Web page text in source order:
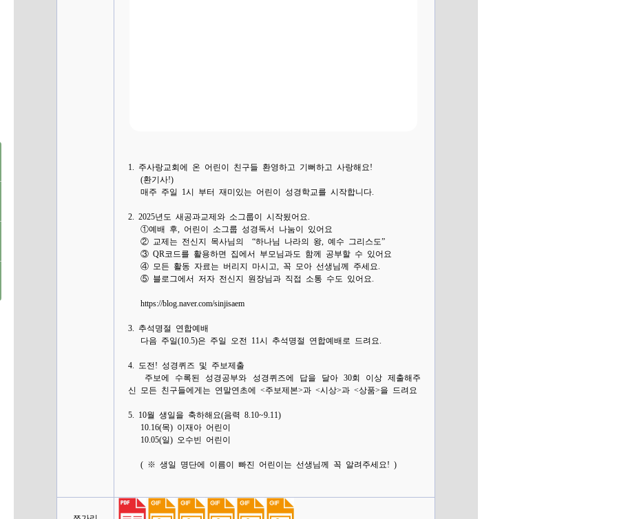
1. 주사랑교회에 온 어린이 친구들 환영하고 기뻐하고 사랑해요!
(환기사!)
매주 주일 1시 부터 재미있는 어린이 성경학교를 시작합니다.
2. 2025년도 새공과교제와 소그룹이 시작됬어요.
①예배 후, 어린이 소그룹 성경독서 나눔이 있어요
② 교제는 전신지 목사님의 “하나님 나라의 왕, 예수 그리스도”
③ QR코드를 활용하면 집에서 부모님과도 함께 공부할 수 있어요
④ 모든 활동 자료는 버리지 마시고, 꼭 모아 선생님께 주세요.
⑤ 블로그에서 저자 전신지 원장님과 직접 소통 수도 있어요.
https://blog.naver.com/sinjisaem
3. 추석명절 연합예배
다음 주일(10.5)은 주일 오전 11시 추석명절 연합예배로 드려요.
4. 도전! 성경퀴즈 및 주보제출
주보에 수록된 성경공부와 성경퀴즈에 답을 달아 30회 이상 제출해주
신 모든 친구들에게는 연말연초에 <주보제본>과 <시상>과 <상품>을 드려요
5. 10월 생일을 축하해요(음력 8.10~9.11)
10.16(목) 이재아 어린이
10.05(일) 오수빈 어린이
( ※ 생일 명단에 이름이 빠진 어린이는 선생님께 꼭 알려주세요! )